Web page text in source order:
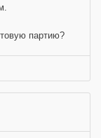
партию?